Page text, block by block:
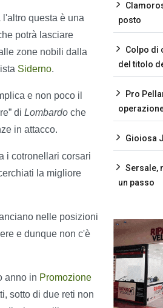
questa è una
potrà lasciare
zone nobili dalla
Siderno.
e non poco il
di Lombardo che
in attacco.
i cotronellari corsari
la migliore
nelle posizioni
e dunque non c'è
anno in Promozione
sotto di due reti non
posto
Colpo di
del titolo
Pro
Gioiosa
Sersale,
un passo